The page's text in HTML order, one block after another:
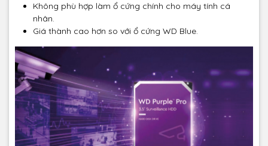
Không phù hợp làm ổ cứng chính cho máy tính cá
nhân.
Giá thành cao hơn so với ổ cứng WD Blue.